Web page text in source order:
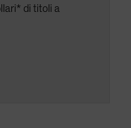
di titoli a